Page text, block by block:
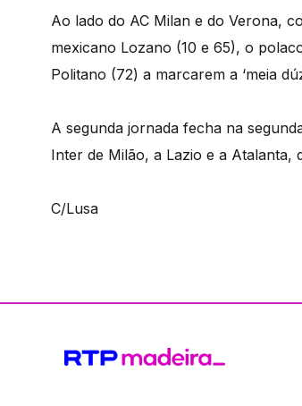
Ao lado do AC Milan e do Verona,
mexicano Lozano (10 e 65), o
Politano (72) a marcarem a ‘meia
A segunda jornada fecha na
Inter de Milão, a Lazio e a Atalanta,
C/Lusa